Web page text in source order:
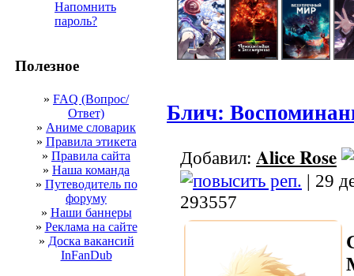
Напомнить
пароль?
Полезное
» FAQ (Вопрос/
Ответ)
» Аниме словарик
» Правила этикета
» Правила сайта
» Наша команда
» Путеводитель по
форуму
» Наши баннеры
» Реклама на сайте
» Доска вакансий
InFanDub
Блич:
Добавил: Alice Rose
| 29
293557